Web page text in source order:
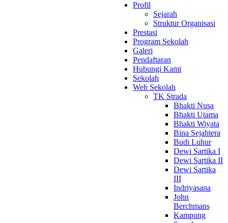
Profil
Sejarah
Struktur Organisasi
Prestasi
Program Sekolah
Galeri
Pendaftaran
Hubungi Kami
Sekolah
Web Sekolah
TK Strada
Bhakti Nusa
Bhakti Utama
Bhakti Wiyata
Bina Sejahtera
Budi Luhur
Dewi Sartika I
Dewi Sartika II
Dewi Sartika
III
Indriyasana
John
Berchmans
Kampung